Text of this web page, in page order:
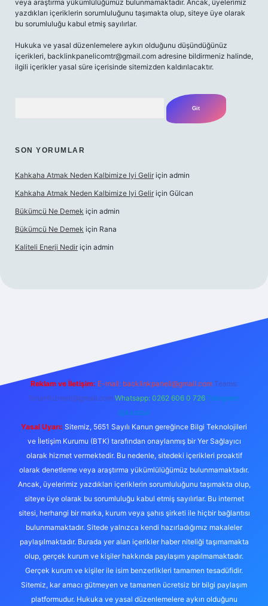
veya araştırma yükümlülüğümüz bulunmamaktadır. Ancak, üyelerimiz
yazdıkları içeriklerin sorumluluğunu taşımakta olup, siteye üye olarak
bu sorumluluğu kabul etmiş sayılırlar.
Hukuka ve yasal düzenlemelere aykırı olduğunu düşündüğünüz
içerikleri, backlinkpanelicomtr@gmail.com adresine bildirmeniz halinde,
ilgili içerikler yasal süre içerisinde sitemizden kaldırılacaktır.
SON YORUMLAR
Kahkaha Atmak Neden Kalbimize Iyi Gelir için admin
Kahkaha Atmak Neden Kalbimize Iyi Gelir için Gülcan
Bükümcü Ne Demek için admin
Bükümcü Ne Demek için Rana
Kaliteli Enerji Nedir için admin
Reklam ve İletişim: E-mail: backlinkpaneli@gmail.com Teams:
forumhizmeti@gmail.com Whatsapp: 0262 606 0 726 Telegram:
@karabul
Yasal Uyarı: Sitemiz, 5651 Sayılı Kanun gereğince Bilgi Teknolojileri
ve İletişim Kurumu (BTK) tarafından onaylanmış bir Yer Sağlayıcı
olarak hizmet vermektedir. Bu nedenle, sitedeki içerikleri proaktif
olarak denetleme veya araştırma yükümlülüğümüz bulunmamaktadır.
Ancak, üyelerimiz yazdıkları içeriklerin sorumluluğunu taşımakta olup,
siteye üye olarak bu sorumluluğu kabul etmiş sayılırlar. Bu internet
sitesi, herhangi bir marka, kurum veya şahıs şirketi ile hiçbir bağlantısı
bulunmamaktadır. Sitede yalnızca kendi hazırladığımız makaleler
paylaşılmaktadır. Burada yer alan içerikler haber niteliği taşımamakta
olup, gerçek kurum ve kişiler hakkında paylaşım yapılmamaktadır.
Gerçek kurum ve kişiler ile isim benzerlikleri tamamen tesadüfidir.
Sitemiz, kar amacı gütmeyen ve tamamen ücretsiz bir bilgi paylaşım
platformudur. Hukuka ve yasal düzenlemelere aykırı olduğunu